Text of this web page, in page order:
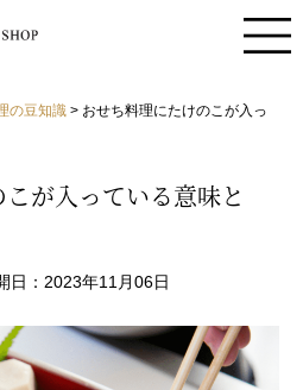
の豆知識 > おせち料理にたけのこが入っ
が入っている意味と
日：2023年11月06日